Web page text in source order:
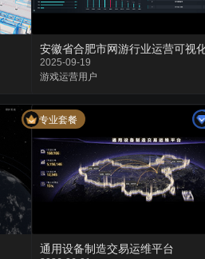
安徽省合肥市网游行业运营可视
2025-09-19
游戏运营用户
专业套餐
通用设备制造交易运维平台